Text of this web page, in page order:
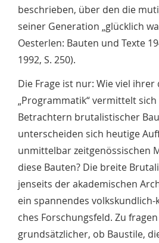
beschrieben, über den die
seiner Generation „glücklich
Oesterlen: Bauten und Texte
1992, S. 250).
Die Frage ist nur: Wie viel
„Programmatik“ vermittelt
Betrachtern brutalistischer
unterscheiden sich heutige
unmittelbar zeitgenössischen
diese Bauten? Die breite
jenseits der akademischen
ein spannendes
ches Forschungsfeld. Zu
grundsätzlicher, ob Baustile,